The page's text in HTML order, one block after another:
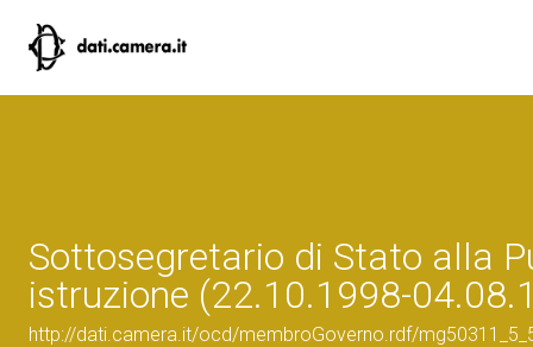
Sottosegretario di Stato alla
istruzione (22.10.1998-
http://dati.camera.it/ocd/membroGoverno.rdf/